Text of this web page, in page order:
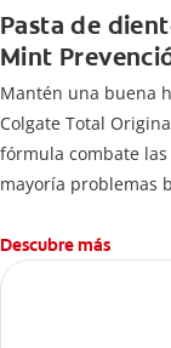
Pasta de
Mint
Mantén una buena
Colgate Total
fórmula combate
mayoría problemas
caries.
Descubre más